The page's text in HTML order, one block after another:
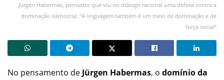
Jürgen Habermas, pensador que viu no diálogo racional uma defesa contra a
dominação silenciosa: “A linguagem também é um meio de dominação e de
força social”
No pensamento de Jürgen Habermas, o domínio da